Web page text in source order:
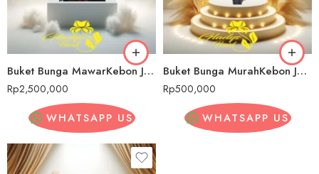
Buket Bunga MawarKebon Jeruk
Rp2,500,000
WHATSAPP US
Buket Bunga MurahKebon Jeruk
Rp500,000
WHATSAPP US